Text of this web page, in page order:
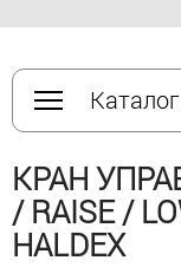
КРАН
/ RAISE /
HALDEX